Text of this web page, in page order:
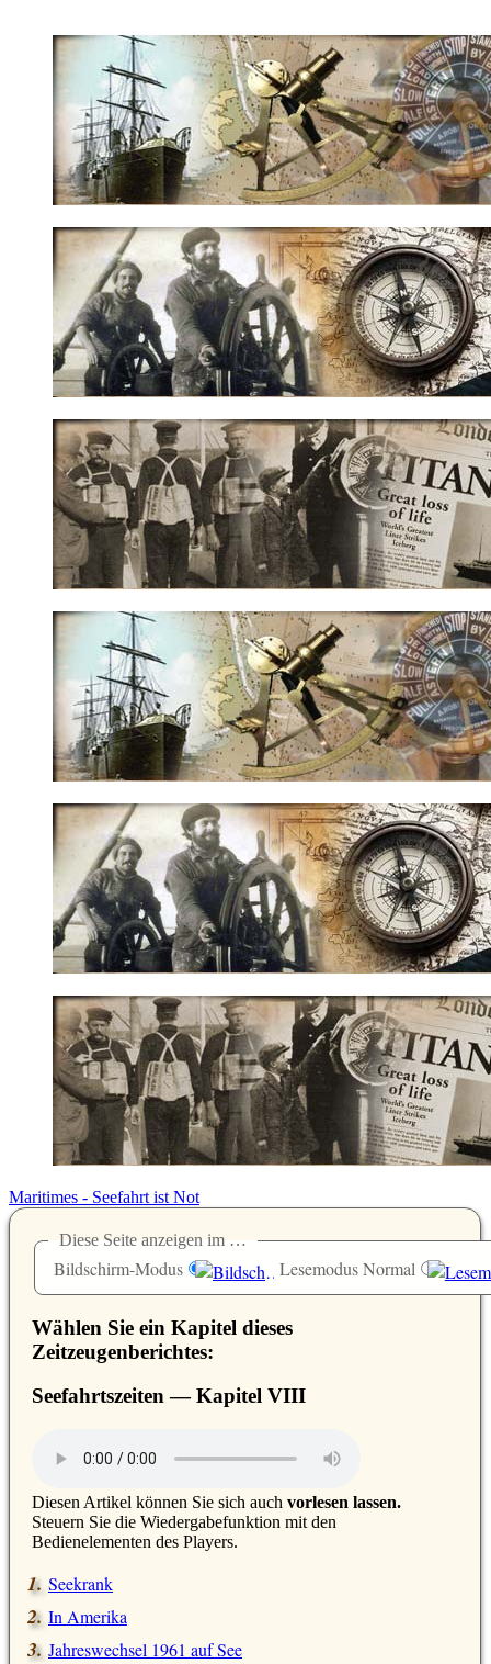
Maritimes - Seefahrt ist Not
Diese Seite anzeigen im …
Bildschirm-Modus Lesemodus Normal
Wählen Sie ein Kapitel dieses
Zeitzeugenberichtes:
Seefahrtszeiten — Kapitel VIII
Diesen Artikel können Sie sich auch vorlesen lassen.
Steuern Sie die Wiedergabefunktion mit den
Bedienelementen des Players.
Seekrank
In Amerika
Jahreswechsel 1961 auf See